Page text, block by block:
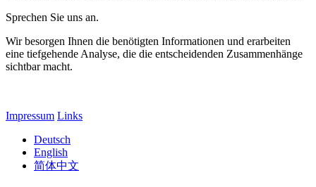
Sprechen Sie uns an.
Wir besorgen Ihnen die benötigten Informationen und erarbeiten
eine tiefgehende Analyse, die die entscheidenden Zusammenhänge
sichtbar macht.
Impressum Links
Deutsch
English
简体中文